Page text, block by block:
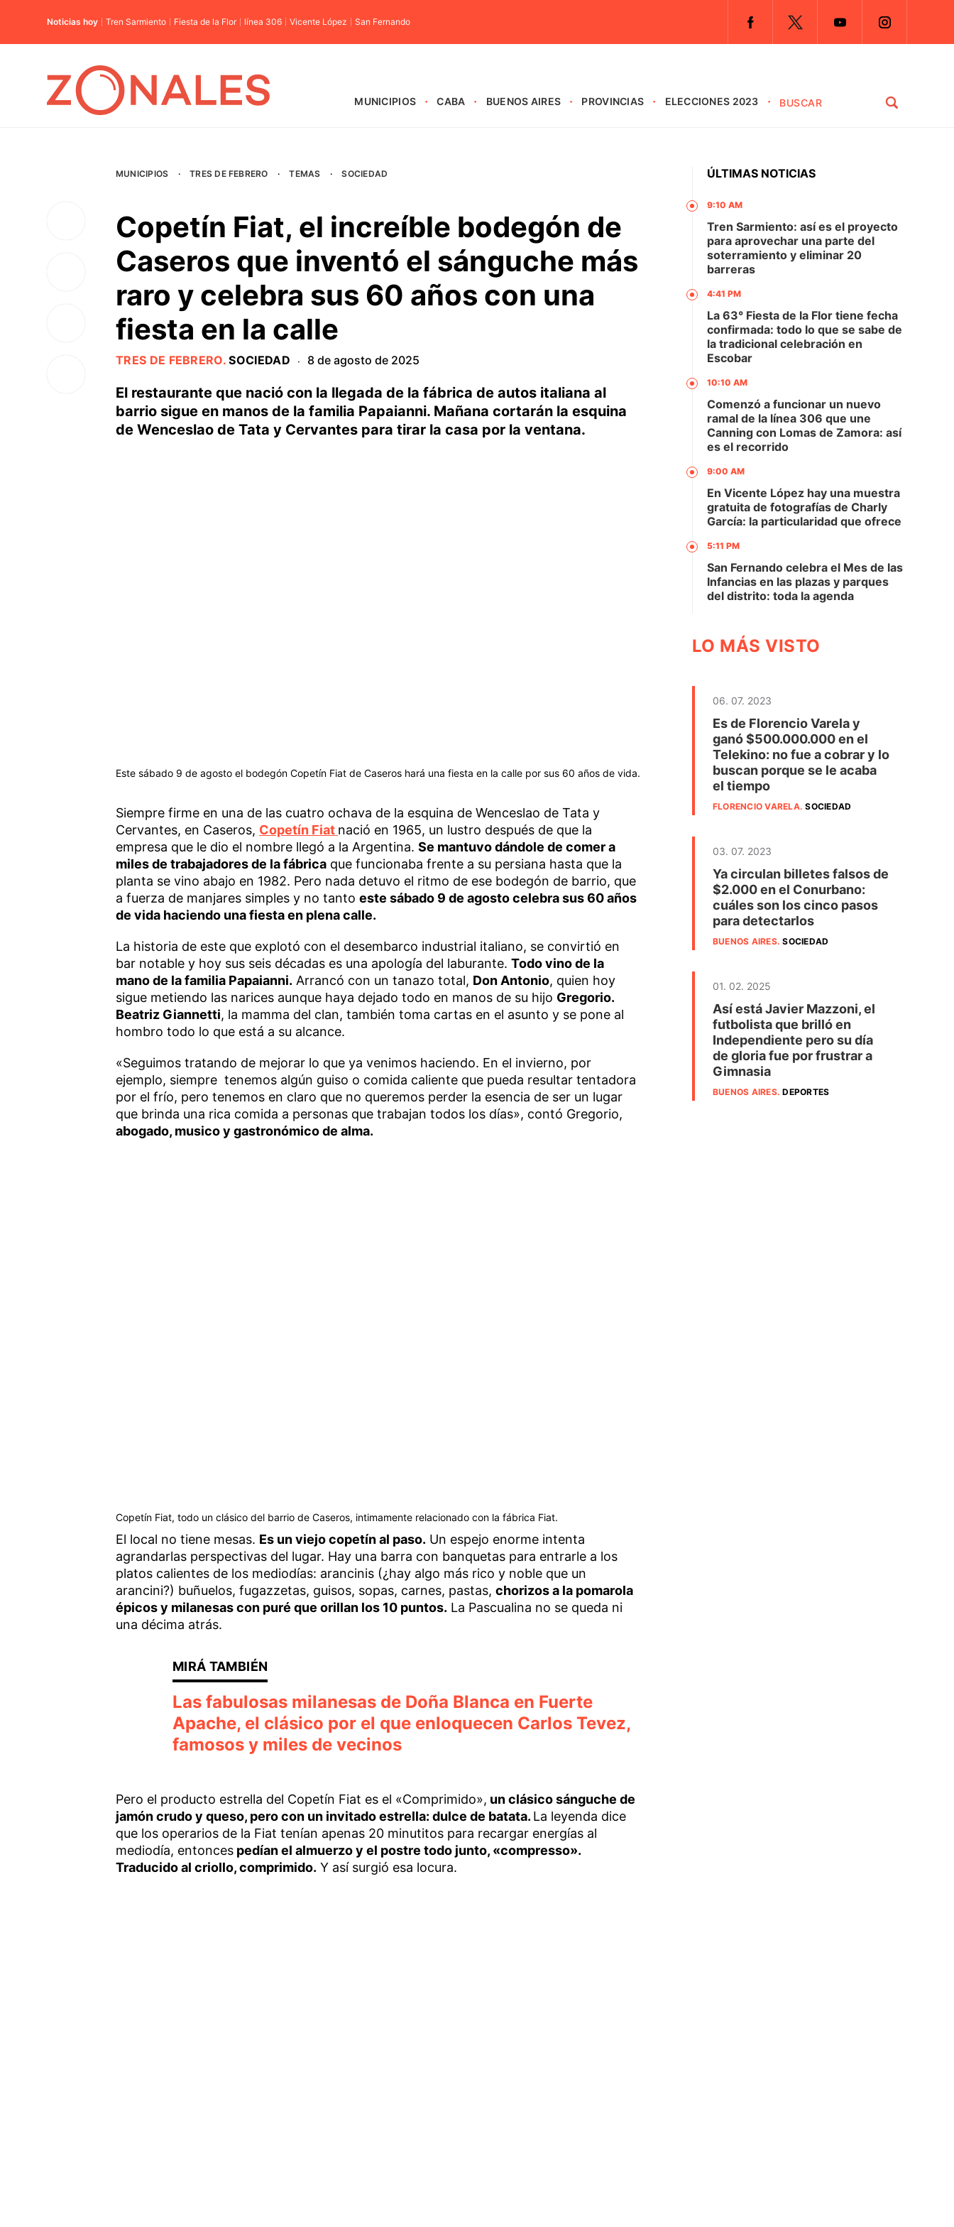
Noticias hoy Tren Sarmiento Fiesta de la Flor línea 306 Vicente López San Fernando
MUNICIPIOS CABA BUENOS AIRES PROVINCIAS ELECCIONES 2023
MUNICIPIOS · TRES DE FEBRERO · TEMAS · SOCIEDAD
Copetín Fiat, el increíble bodegón de
Caseros que inventó el sánguche más
raro y celebra sus 60 años con una
fiesta en la calle
TRES DE FEBRERO.SOCIEDAD · 8 de agosto de 2025
El restaurante que nació con la llegada de la fábrica de autos italiana al
barrio sigue en manos de la familia Papaianni. Mañana cortarán la esquina
de Wenceslao de Tata y Cervantes para tirar la casa por la ventana.
Este sábado 9 de agosto el bodegón Copetín Fiat de Caseros hará una fiesta en la calle por sus 60 años de vida.
Siempre firme en una de las cuatro ochava de la esquina de Wenceslao de Tata y
Cervantes, en Caseros, Copetín Fiat nació en 1965, un lustro después de que la
empresa que le dio el nombre llegó a la Argentina. Se mantuvo dándole de comer a
miles de trabajadores de la fábricaque funcionaba frente a su persiana hasta que la
planta se vino abajo en 1982. Pero nada detuvo el ritmo de ese bodegón de barrio, que
a fuerza de manjares simples y no tanto este sábado 9 de agosto celebra sus 60 años
de vida haciendo una fiesta en plena calle.
La historia de este que explotó con el desembarco industrial italiano, se convirtió en
bar notable y hoy sus seis décadas es una apología del laburante. Todo vino de la
mano de la familia Papaianni. Arrancó con un tanazo total, Don Antonio, quien hoy
sigue metiendo las narices aunque haya dejado todo en manos de su hijo Gregorio.
Beatriz Giannetti, la mamma del clan, también toma cartas en el asunto y se pone al
hombro todo lo que está a su alcance.
«Seguimos tratando de mejorar lo que ya venimos haciendo. En el invierno, por
ejemplo, siempre tenemos algún guiso o comida caliente que pueda resultar tentadora
por el frío, pero tenemos en claro que no queremos perder la esencia de ser un lugar
que brinda una rica comida a personas que trabajan todos los días», contó Gregorio,
abogado, musico y gastronómico de alma.
Copetín Fiat, todo un clásico del barrio de Caseros, intimamente relacionado con la fábrica Fiat.
El local no tiene mesas. Es un viejo copetín al paso. Un espejo enorme intenta
agrandarlas perspectivas del lugar. Hay una barra con banquetas para entrarle a los
platos calientes de los mediodías: arancinis (¿hay algo más rico y noble que un
arancini?) buñuelos, fugazzetas, guisos, sopas, carnes, pastas, chorizos a la pomarola
épicos y milanesas con puré que orillan los 10 puntos. La Pascualina no se queda ni
una décima atrás.
Las fabulosas milanesas de Doña Blanca en Fuerte
Apache, el clásico por el que enloquecen Carlos Tevez,
famosos y miles de vecinos
Pero el producto estrella del Copetín Fiat es el «Comprimido», un clásico sánguche de
jamón crudo y queso, pero con un invitado estrella: dulce de batata. La leyenda dice
que los operarios de la Fiat tenían apenas 20 minutitos para recargar energías al
mediodía, entoncespedían el almuerzo y el postre todo junto, «compresso».
Traducido al criollo, comprimido. Y así surgió esa locura.
ÚLTIMAS NOTICIAS
9:10 AM
Tren Sarmiento: así es el proyecto
para aprovechar una parte del
soterramiento y eliminar 20
barreras
4:41 PM
La 63° Fiesta de la Flor tiene fecha
confirmada: todo lo que se sabe de
la tradicional celebración en
Escobar
10:10 AM
Comenzó a funcionar un nuevo
ramal de la línea 306 que une
Canning con Lomas de Zamora: así
es el recorrido
9:00 AM
En Vicente López hay una muestra
gratuita de fotografías de Charly
García: la particularidad que ofrece
5:11 PM
San Fernando celebra el Mes de las
Infancias en las plazas y parques
del distrito: toda la agenda
LO MÁS VISTO
06. 07. 2023
Es de Florencio Varela y
ganó $500.000.000 en el
Telekino: no fue a cobrar y lo
buscan porque se le acaba
el tiempo
FLORENCIO VARELA.SOCIEDAD
03. 07. 2023
Ya circulan billetes falsos de
$2.000 en el Conurbano:
cuáles son los cinco pasos
para detectarlos
BUENOS AIRES.SOCIEDAD
01. 02. 2025
Así está Javier Mazzoni, el
futbolista que brilló en
Independiente pero su día
de gloria fue por frustrar a
Gimnasia
BUENOS AIRES.DEPORTES